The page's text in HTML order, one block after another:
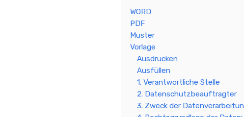
WORD
PDF
Muster
Vorlage
Ausdrucken
Ausfüllen
1. Verantwortliche Stelle
2. Datenschutzbeauftragter
3. Zweck der